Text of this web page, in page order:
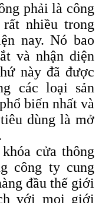
phải là công
nhiều trong
nay. Nó bao
và nhận diện
này đã được
các loại sản
biến nhất và
dùng là mở
cửa thông
công ty cung
đầu thế giới
với mọi giới